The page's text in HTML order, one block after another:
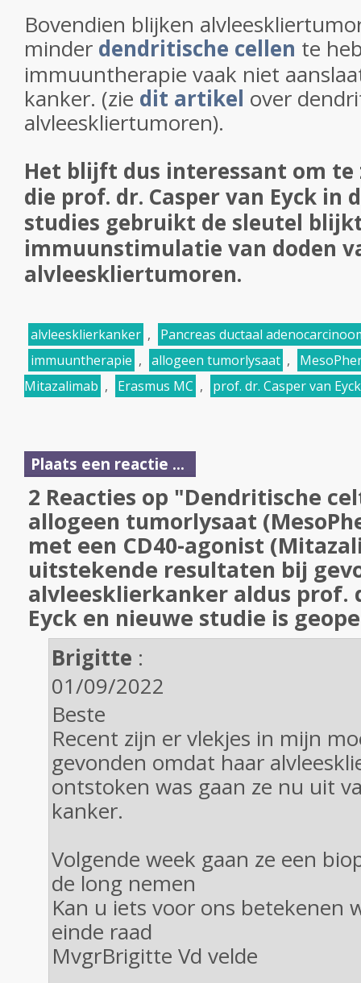
Bovendien blijken
minder dendritische cellen te
immuuntherapie vaak niet
kanker. (zie dit artikel over
alvleeskliertumoren).
Het blijft dus interessant om te
die prof. dr. Casper van Eyck in
studies gebruikt de sleutel
immuunstimulatie van doden
alvleeskliertumoren.
alvleesklierkanker ,
Pancreas ductaal
immuuntherapie , allogeen tumorlysaat ,
Mitazalimab , Erasmus MC , prof. dr. Casper van Eyck
Plaats een reactie ...
2 Reacties op "Dendritische
allogeen tumorlysaat
met een CD40-agonist
uitstekende resultaten bij
alvleesklierkanker aldus prof.
Eyck en nieuwe studie is
Brigitte :
01/09/2022
Beste
Recent zijn er vlekjes in mijn
gevonden omdat haar
ontstoken was gaan ze nu uit
kanker.
Volgende week gaan ze een
de long nemen
Kan u iets voor ons betekenen
einde raad
MvgrBrigitte Vd velde